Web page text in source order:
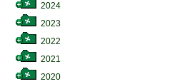
2024
2023
2022
2021
2020